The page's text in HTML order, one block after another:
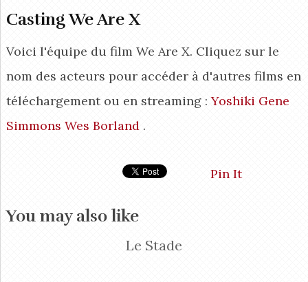
Casting We Are X
Voici l'équipe du film We Are X. Cliquez sur le
nom des acteurs pour accéder à d'autres films en
téléchargement ou en streaming :Yoshiki Gene
Simmons Wes Borland.
Pin It
You may also like
Le Stade